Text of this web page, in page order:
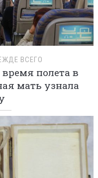
ВСЕГО
полета в
мать узнала